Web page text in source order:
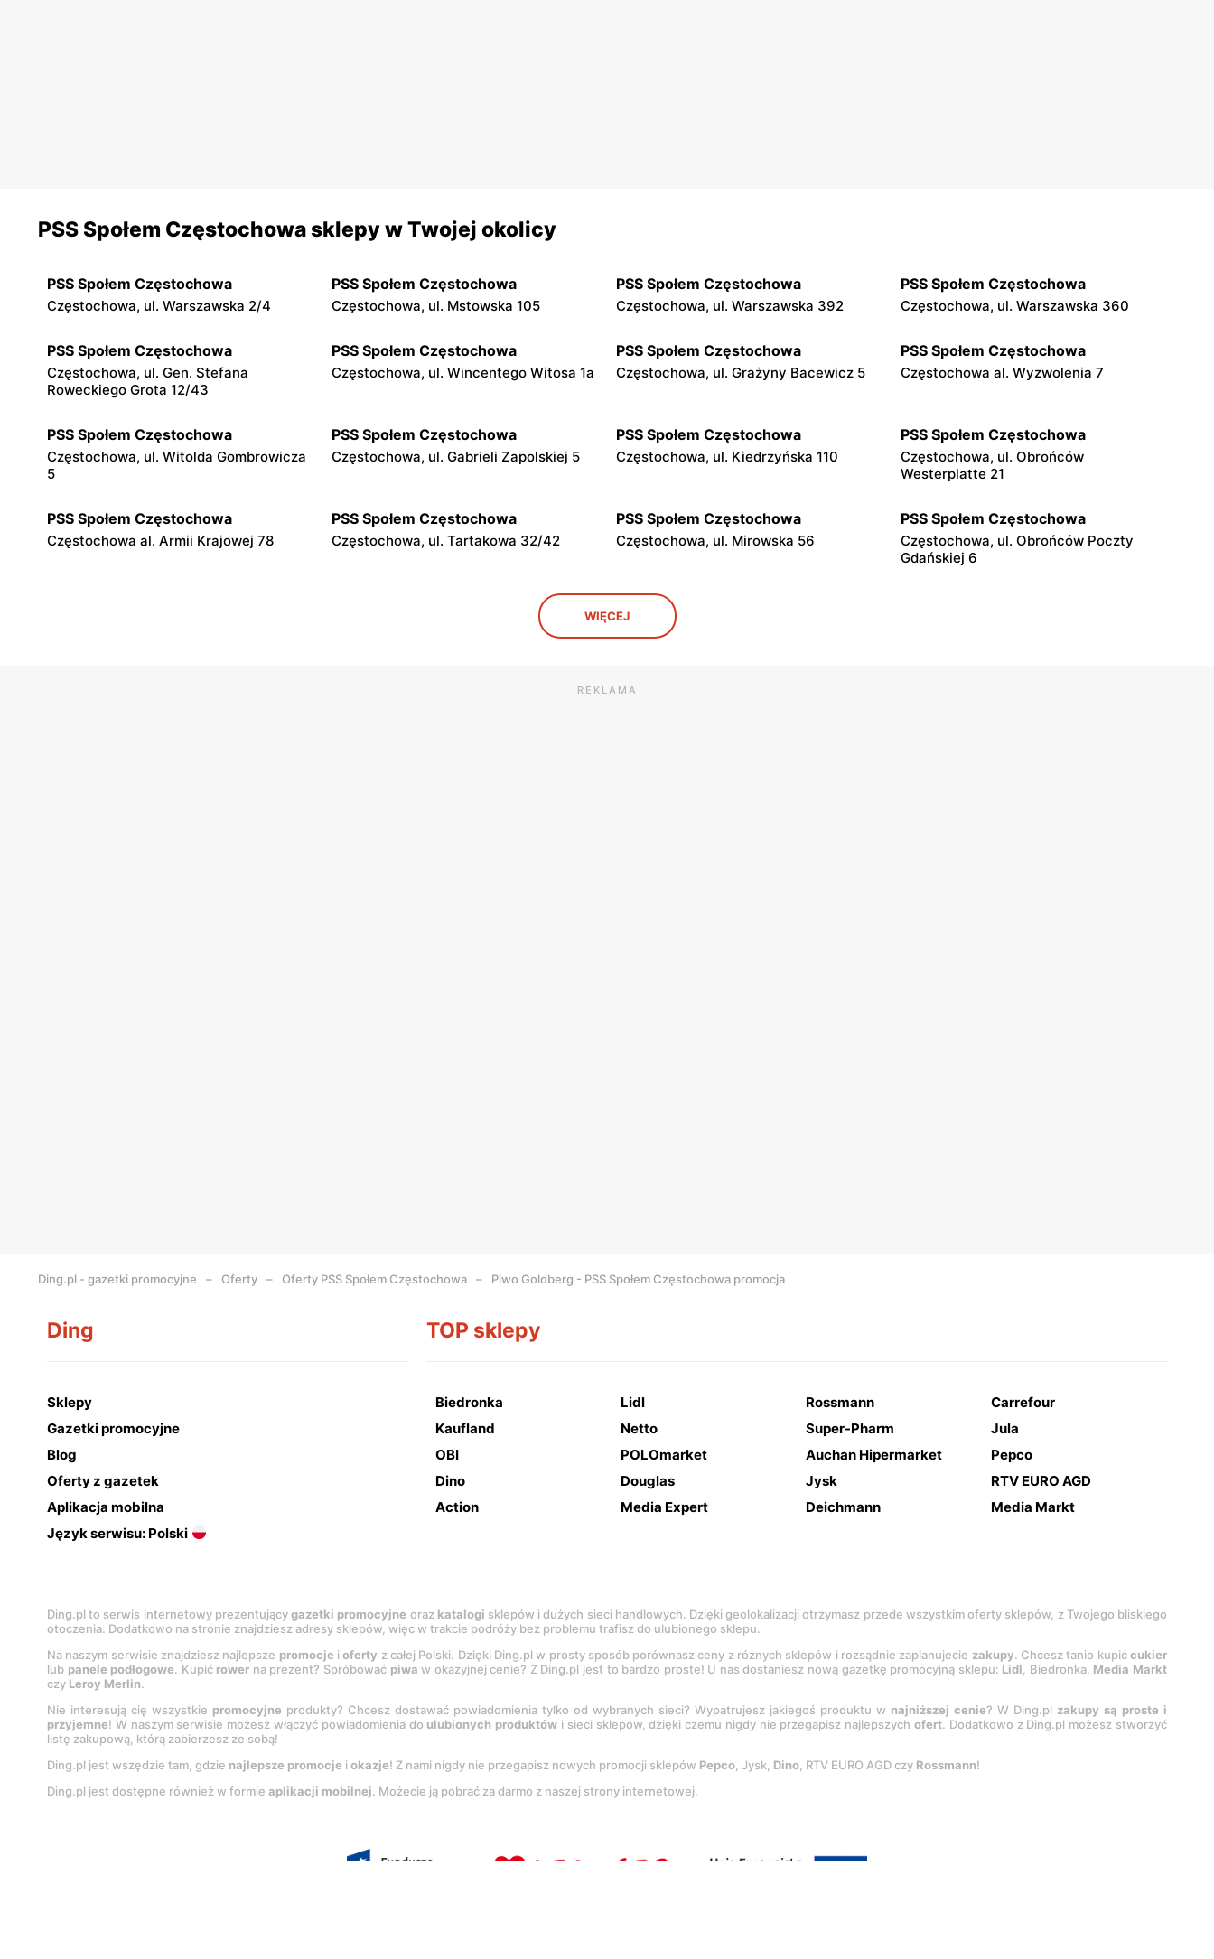
PSS Społem Częstochowa sklepy w Twojej okolicy
PSS Społem Częstochowa
Częstochowa, ul. Warszawska 2/4
PSS Społem Częstochowa
Częstochowa, ul. Mstowska 105
PSS Społem Częstochowa
Częstochowa, ul. Warszawska 392
PSS Społem Częstochowa
Częstochowa, ul. Warszawska 360
PSS Społem Częstochowa
Częstochowa, ul. Gen. Stefana
Roweckiego Grota 12/43
PSS Społem Częstochowa
Częstochowa, ul. Wincentego Witosa 1a
PSS Społem Częstochowa
Częstochowa, ul. Grażyny Bacewicz 5
PSS Społem Częstochowa
Częstochowa al. Wyzwolenia 7
PSS Społem Częstochowa
Częstochowa, ul. Witolda Gombrowicza
5
PSS Społem Częstochowa
Częstochowa, ul. Gabrieli Zapolskiej 5
PSS Społem Częstochowa
Częstochowa, ul. Kiedrzyńska 110
PSS Społem Częstochowa
Częstochowa, ul. Obrońców
Westerplatte 21
PSS Społem Częstochowa
Częstochowa al. Armii Krajowej 78
PSS Społem Częstochowa
Częstochowa, ul. Tartakowa 32/42
PSS Społem Częstochowa
Częstochowa, ul. Mirowska 56
PSS Społem Częstochowa
Częstochowa, ul. Obrońców Poczty
Gdańskiej 6
Częstochowa, ul. Warszawska 52
PSS Społem Częstochowa
Częstochowa, ul. Jastrzębia 11
Częstochowa al. Wolności 3/5
WIĘCEJ
REKLAMA
Ding.pl - gazetki promocyjne Oferty Oferty PSS Społem Częstochowa Piwo Goldberg - PSS Społem Częstochowa promocja
Ding
Sklepy
Gazetki promocyjne
Blog
Oferty z gazetek
Aplikacja mobilna
Język serwisu: Polski
TOP sklepy
Biedronka Lidl Rossmann
Carrefour
Kaufland
Netto Super-Pharm
Jula
OBI
POLOmarket Auchan Hipermarket
Pepco
Dino
Douglas Jysk
RTV EURO AGD
Action
Media Expert Deichmann Media Markt
Ding.pl to serwis internetowy prezentującygazetki promocyjne oraz katalogi sklepów i dużych sieci handlowych. Dzięki geolokalizacji otrzymasz przede wszystkim oferty sklepów, z Twojego bliskiego
otoczenia. Dodatkowo na stronie znajdziesz adresy sklepów, więc w trakcie podróży bez problemu trafisz do ulubionego sklepu.
Na naszym serwisie znajdziesz najlepsze promocje ioferty z całej Polski. Dzięki Ding.pl w prosty sposób porównasz ceny z różnych sklepów i rozsądnie zaplanujecie zakupy. Chcesz tanio kupićcukier
lub panele podłogowe. Kupić rower na prezent? Spróbować piwa w okazyjnej cenie? Z Ding.pl jest to bardzo proste! U nas dostaniesz nową gazetkę promocyjną sklepu: Lidl, Biedronka, Media Markt
czy Leroy Merlin.
Nie interesują cię wszystkie promocyjne produkty? Chcesz dostawać powiadomienia tylko od wybranych sieci? Wypatrujesz jakiegoś produktu w najniższej cenie? W Ding.pl zakupy są proste i
przyjemne! W naszym serwisie możesz włączyć powiadomienia do ulubionych produktów i sieci sklepów, dzięki czemu nigdy nie przegapisz najlepszychofert. Dodatkowo z Ding.pl możesz stworzyć
listę zakupową, którą zabierzesz ze sobą!
Ding.pl jest wszędzie tam, gdzie najlepsze promocje i okazje! Z nami nigdy nie przegapisz nowych promocji sklepów Pepco, Jysk, Dino, RTV EURO AGD czy Rossmann!
Ding.pl jest dostępne również w formie aplikacji mobilnej. Możecie ją pobrać za darmo z naszej strony internetowej.